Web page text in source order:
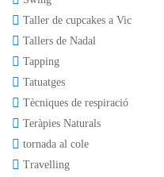
Taller de cupcakes a Vic
Tallers de Nadal
Tapping
Tatuatges
Tècniques de respiració
Teràpies Naturals
tornada al cole
Travelling